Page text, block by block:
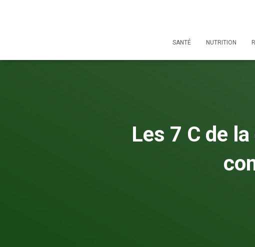
SANTÉ NUTRITION
Les 7 C de